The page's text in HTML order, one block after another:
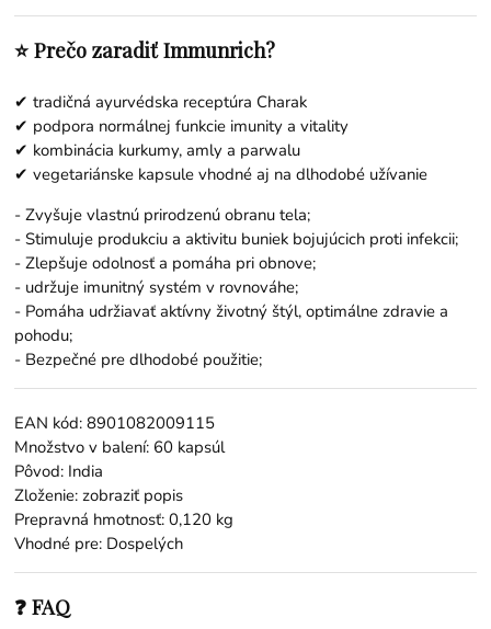
⭐ Prečo zaradiť Immunrich?
✔ tradičná ayurvédska receptúra Charak
✔ podpora normálnej funkcie imunity a vitality
✔ kombinácia kurkumy, amly a parwalu
✔ vegetariánske kapsule vhodné aj na dlhodobé užívanie
- Zvyšuje vlastnú prirodzenú obranu tela;
- Stimuluje produkciu a aktivitu buniek bojujúcich proti infekcii;
- Zlepšuje odolnosť a pomáha pri obnove;
- udržuje imunitný systém v rovnováhe;
- Pomáha udržiavať aktívny životný štýl, optimálne zdravie a
pohodu;
- Bezpečné pre dlhodobé použitie;
EAN kód: 8901082009115
Množstvo v balení: 60 kapsúl
Pôvod: India
Zloženie: zobraziť popis
Prepravná hmotnosť: 0,120 kg
Vhodné pre: Dospelých
❓ FAQ